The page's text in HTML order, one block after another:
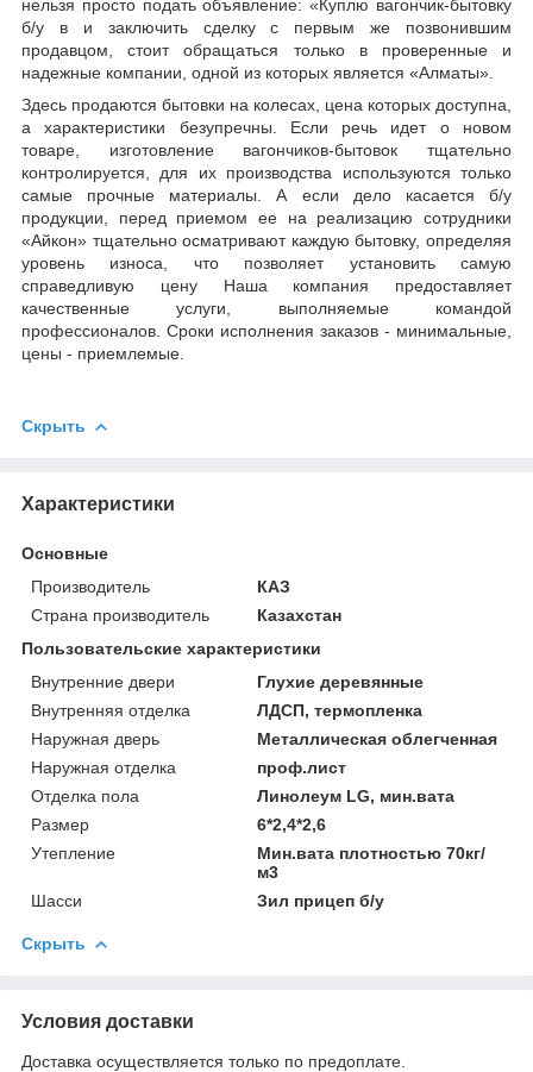
нельзя просто подать объявление: «Куплю вагончик-бытовку
б/у в и заключить сделку с первым же позвонившим
продавцом, стоит обращаться только в проверенные и
надежные компании, одной из которых является «Алматы».
Здесь продаются бытовки на колесах, цена которых доступна,
а характеристики безупречны. Если речь идет о новом
товаре, изготовление вагончиков-бытовок тщательно
контролируется, для их производства используются только
самые прочные материалы. А если дело касается б/у
продукции, перед приемом ее на реализацию сотрудники
«Айкон» тщательно осматривают каждую бытовку, определяя
уровень износа, что позволяет установить самую
справедливую цену Наша компания предоставляет
качественные услуги, выполняемые командой
профессионалов. Сроки исполнения заказов - минимальные,
цены - приемлемые.
Скрыть
Характеристики
Основные
Производитель
КАЗ
Страна производитель
Казахстан
Пользовательские характеристики
Внутренние двери
Глухие деревянные
Внутренняя отделка
ЛДСП, термопленка
Наружная дверь
Металлическая облегченная
Наружная отделка
проф.лист
Отделка пола
Линолеум LG, мин.вата
Размер
6*2,4*2,6
Утепление
Мин.вата плотностью 70кг/
м3
Шасси
Зил прицеп б/у
Скрыть
Условия доставки
Доставка осуществляется только по предоплате.